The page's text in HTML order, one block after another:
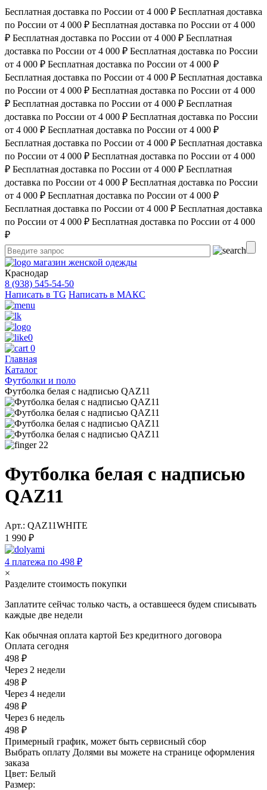
Бесплатная доставка по России от 4 000 ₽ Бесплатная доставка
по России от 4 000 ₽ Бесплатная доставка по России от 4 000
₽ Бесплатная доставка по России от 4 000 ₽ Бесплатная
доставка по России от 4 000 ₽ Бесплатная доставка по России
от 4 000 ₽ Бесплатная доставка по России от 4 000 ₽
Бесплатная доставка по России от 4 000 ₽ Бесплатная доставка
по России от 4 000 ₽ Бесплатная доставка по России от 4 000
₽ Бесплатная доставка по России от 4 000 ₽ Бесплатная
доставка по России от 4 000 ₽ Бесплатная доставка по России
от 4 000 ₽ Бесплатная доставка по России от 4 000 ₽
Бесплатная доставка по России от 4 000 ₽ Бесплатная доставка
по России от 4 000 ₽ Бесплатная доставка по России от 4 000
₽ Бесплатная доставка по России от 4 000 ₽ Бесплатная
доставка по России от 4 000 ₽ Бесплатная доставка по России
от 4 000 ₽ Бесплатная доставка по России от 4 000 ₽
Бесплатная доставка по России от 4 000 ₽ Бесплатная доставка
по России от 4 000 ₽ Бесплатная доставка по России от 4 000
₽
магазин женской одежды
Краснодар
8 (938) 545-54-50
Написать в TG Написать в МАКС
0
0
Главная
Каталог
Футболки и поло
Футболка белая с надписью QAZ11
22
Футболка белая с надписью
QAZ11
Арт.: QAZ11WHITE
1 990 ₽
4 платежа по 498 ₽
×
Разделите стоимость покупки
Заплатите сейчас только часть, а оставшееся будем списывать
каждые две недели
Как обычная оплата картой Без кредитного договора
Оплата сегодня
498 ₽
Через 2 недели
498 ₽
Через 4 недели
498 ₽
Через 6 недель
498 ₽
Примерный график, может быть сервисный сбор
Выбрать оплату Долями вы можете на странице оформления
заказа
Цвет: Белый
Размер: